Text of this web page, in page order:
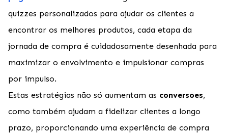
quizzes personalizados para ajudar os clientes a
encontrar os melhores produtos, cada etapa da
jornada de compra é cuidadosamente desenhada para
maximizar o envolvimento e impulsionar compras
por impulso.
Estas estratégias não só aumentam as conversões,
como também ajudam a fidelizar clientes a longo
prazo, proporcionando uma experiência de compra